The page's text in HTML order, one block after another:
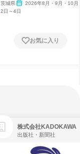
茨城県
2026年8月・9月・10月
2日～4日
お気に入り
株式会社KADOKAWA
出版社・新聞社